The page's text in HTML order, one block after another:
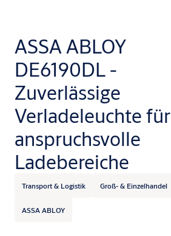
ASSA ABLOY
DE6190DL -
Zuverlässige
Verladeleuchte für
anspruchsvolle
Ladebereiche
Transport & Logistik Groß- & Einzelhandel
ASSA ABLOY